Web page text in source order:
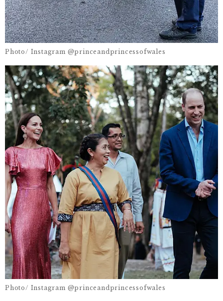
Photo/ Instagram @princeandprincessofwales
Photo/ Instagram @princeandprincessofwales